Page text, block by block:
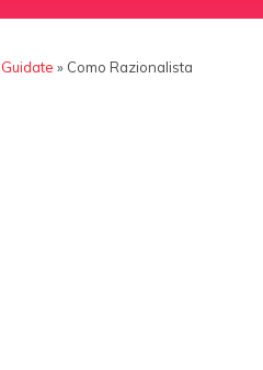
» Como Razionalista